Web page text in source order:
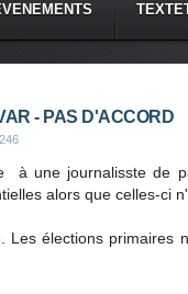
- PAS D'ACCORD
à une journalisste de
alors que celles-ci
Les élections primaires